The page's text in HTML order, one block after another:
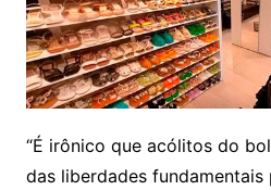
“É irônico que acólitos do
das liberdades fundamentais